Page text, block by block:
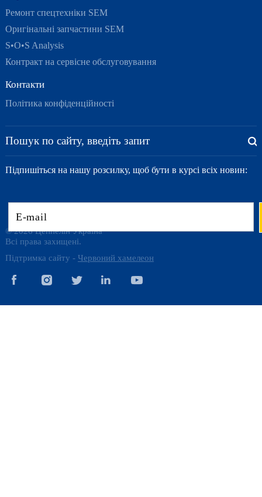
Ремонт спецтехніки SEM
Оригінальні запчастини SEM
S•O•S Analysis
Контракт на сервісне обслуговування
Контакти
Політика конфіденційності
Підпишіться на нашу розсилку, щоб бути в курсі всіх новин:
© 2026 Цеппелін Україна
Всі права захищені.
Підтримка сайту - Червоний хамелеон